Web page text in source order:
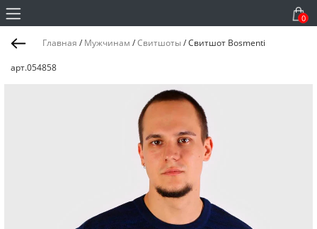
0
Главная / Мужчинам /Свитшоты/Свитшот Bosmenti
арт.054858